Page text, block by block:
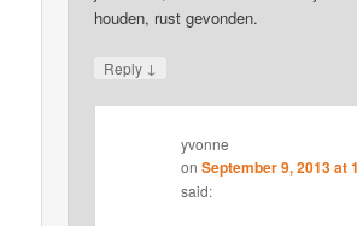
houden, rust gevonden.
Reply ↓
yvonne
onSeptember 9, 2013 at
said: